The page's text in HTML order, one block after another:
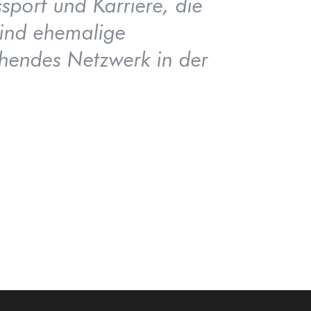
ehemalige
Netzwerk in der